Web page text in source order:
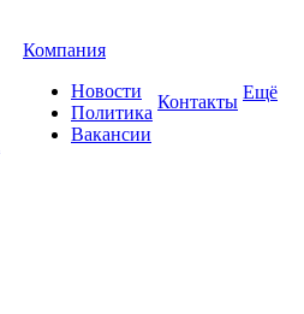
Компания
Новости
Политика
Вакансии
Контакты Ещё